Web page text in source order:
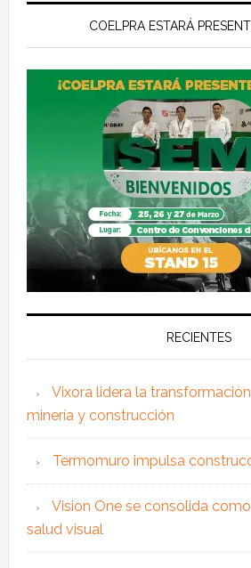
COELPRA ESTARÁ
RECIENTES
Vixora lidera la
minería y construcción
Termomuro impulsa
Vision One se consolida
salud visual